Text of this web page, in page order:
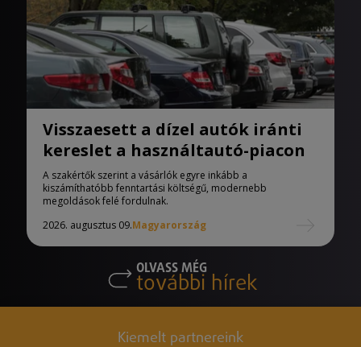
Visszaesett a dízel autók iránti
kereslet a használtautó-piacon
A szakértők szerint a vásárlók egyre inkább a
kiszámíthatóbb fenntartási költségű, modernebb
megoldások felé fordulnak.
2026. augusztus 09.Magyarország
OLVASS MÉG
további hírek
Kiemelt partnereink